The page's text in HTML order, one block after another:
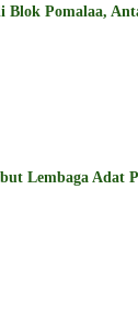
Blok Pomalaa,
Lembaga Adat